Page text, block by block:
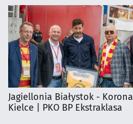
Jagiellonia Białystok - Korona
Kielce | PKO BP Ekstraklasa